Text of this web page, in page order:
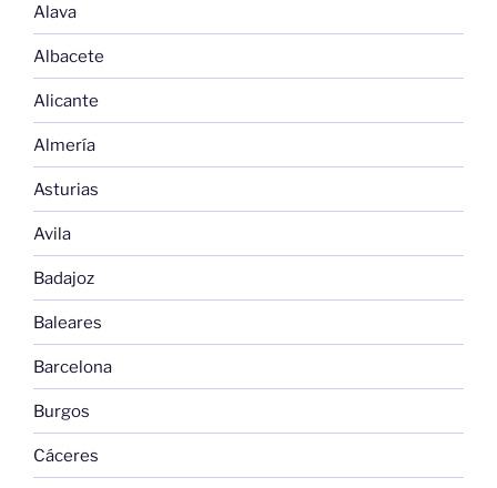
Alava
Albacete
Alicante
Almería
Asturias
Avila
Badajoz
Baleares
Barcelona
Burgos
Cáceres